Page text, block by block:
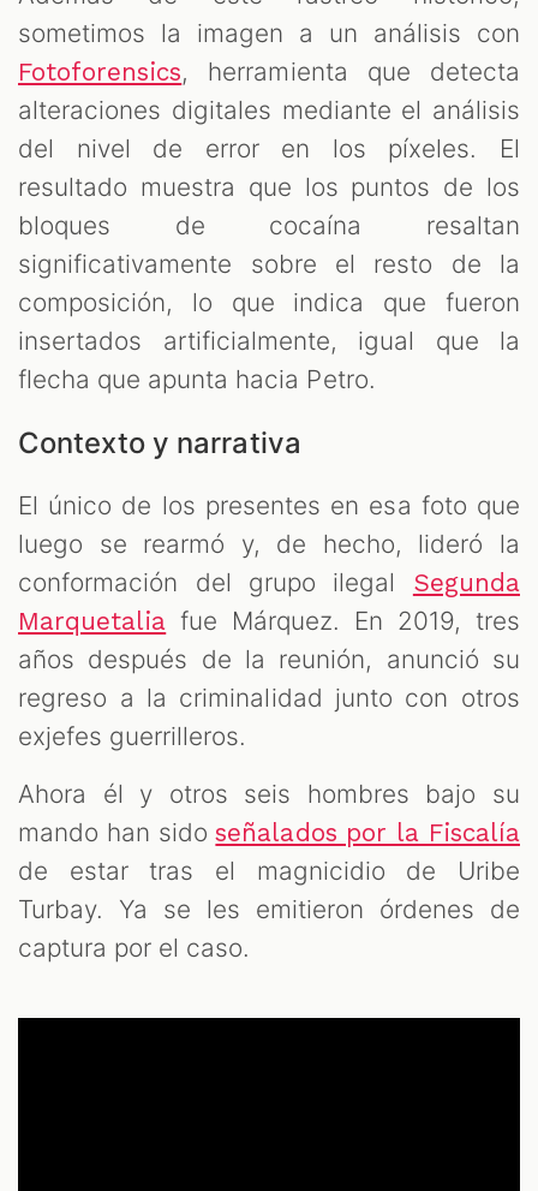
sometimos la imagen a un análisis con
Fotoforensics, herramienta que detecta
alteraciones digitales mediante el análisis
del nivel de error en los píxeles. El
resultado muestra que los puntos de los
bloques de cocaína resaltan
significativamente sobre el resto de la
composición, lo que indica que fueron
insertados artificialmente, igual que la
flecha que apunta hacia Petro.
Contexto y narrativa
El único de los presentes en esa foto que
luego se rearmó y, de hecho, lideró la
conformación del grupo ilegal Segunda
Marquetalia fue Márquez. En 2019, tres
años después de la reunión, anunció su
regreso a la criminalidad junto con otros
exjefes guerrilleros.
Ahora él y otros seis hombres bajo su
mando han sidoseñalados por la Fiscalía
de estar tras el magnicidio de Uribe
Turbay. Ya se les emitieron órdenes de
captura por el caso.